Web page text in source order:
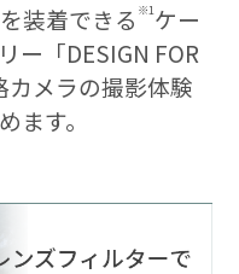
装着できる ※1ケー
ー「DESIGN FOR
カメラの撮影体験
ます。